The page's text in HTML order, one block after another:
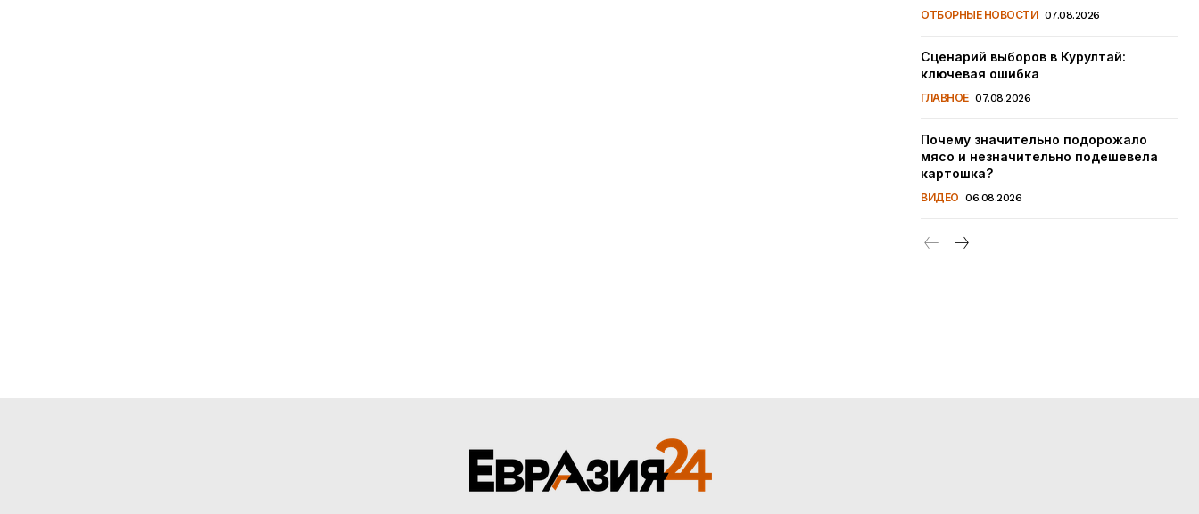
ОТБОРНЫЕ НОВОСТИ 07.08.2026
Сценарий выборов в Курултай:
ключевая ошибка
ГЛАВНОЕ 07.08.2026
Почему значительно подорожало
мясо и незначительно подешевела
картошка?
ВИДЕО 06.08.2026